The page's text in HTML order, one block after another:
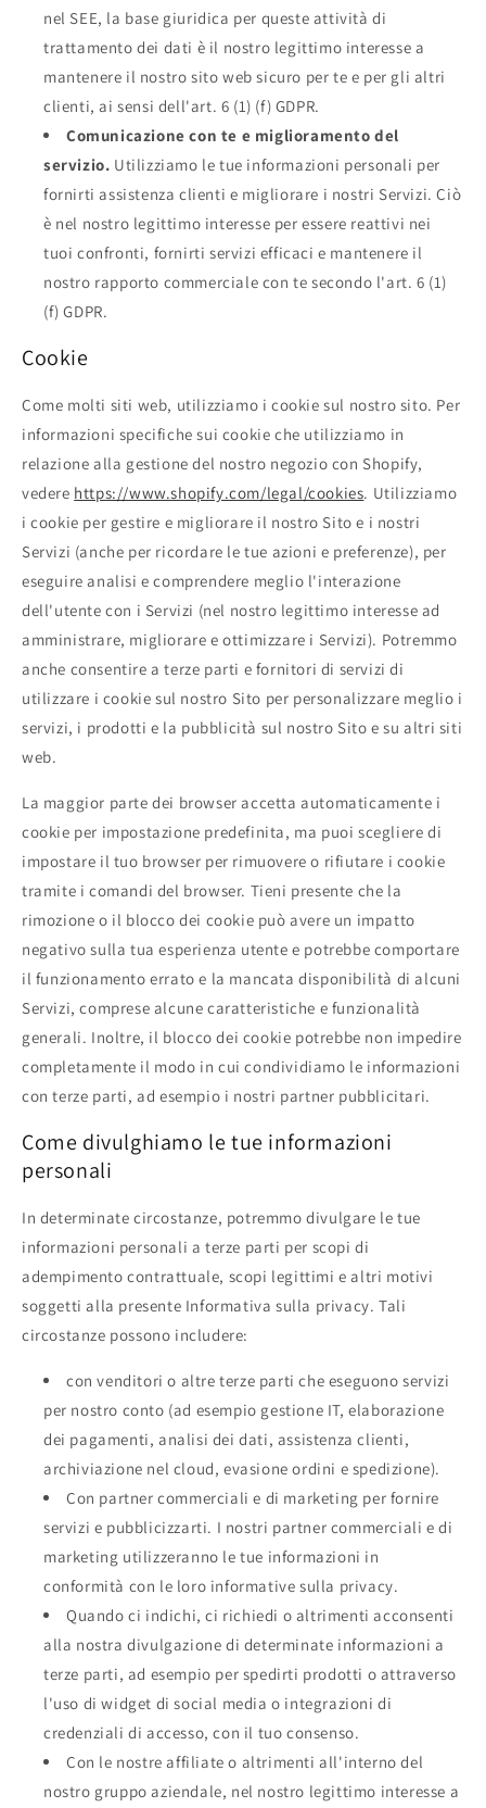
nel SEE, la base giuridica per queste attività di
trattamento dei dati è il nostro legittimo interesse a
mantenere il nostro sito web sicuro per te e per gli altri
clienti, ai sensi dell'art. 6 (1) (f) GDPR.
Comunicazione con te e miglioramento del
servizio. Utilizziamo le tue informazioni personali per
fornirti assistenza clienti e migliorare i nostri Servizi. Ciò
è nel nostro legittimo interesse per essere reattivi nei
tuoi confronti, fornirti servizi efficaci e mantenere il
nostro rapporto commerciale con te secondo l'art. 6 (1)
(f) GDPR.
Cookie
Come molti siti web, utilizziamo i cookie sul nostro sito. Per
informazioni specifiche sui cookie che utilizziamo in
relazione alla gestione del nostro negozio con Shopify,
vedere https://www.shopify.com/legal/cookies. Utilizziamo
i cookie per gestire e migliorare il nostro Sito e i nostri
Servizi (anche per ricordare le tue azioni e preferenze), per
eseguire analisi e comprendere meglio l'interazione
dell'utente con i Servizi (nel nostro legittimo interesse ad
amministrare, migliorare e ottimizzare i Servizi). Potremmo
anche consentire a terze parti e fornitori di servizi di
utilizzare i cookie sul nostro Sito per personalizzare meglio i
servizi, i prodotti e la pubblicità sul nostro Sito e su altri siti
web.
La maggior parte dei browser accetta automaticamente i
cookie per impostazione predefinita, ma puoi scegliere di
impostare il tuo browser per rimuovere o rifiutare i cookie
tramite i comandi del browser. Tieni presente che la
rimozione o il blocco dei cookie può avere un impatto
negativo sulla tua esperienza utente e potrebbe comportare
il funzionamento errato e la mancata disponibilità di alcuni
Servizi, comprese alcune caratteristiche e funzionalità
generali. Inoltre, il blocco dei cookie potrebbe non impedire
completamente il modo in cui condividiamo le informazioni
con terze parti, ad esempio i nostri partner pubblicitari.
Come divulghiamo le tue informazioni
personali
In determinate circostanze, potremmo divulgare le tue
informazioni personali a terze parti per scopi di
adempimento contrattuale, scopi legittimi e altri motivi
soggetti alla presente Informativa sulla privacy. Tali
circostanze possono includere:
con venditori o altre terze parti che eseguono servizi
per nostro conto (ad esempio gestione IT, elaborazione
dei pagamenti, analisi dei dati, assistenza clienti,
archiviazione nel cloud, evasione ordini e spedizione).
Con partner commerciali e di marketing per fornire
servizi e pubblicizzarti. I nostri partner commerciali e di
marketing utilizzeranno le tue informazioni in
conformità con le loro informative sulla privacy.
Quando ci indichi, ci richiedi o altrimenti acconsenti
alla nostra divulgazione di determinate informazioni a
terze parti, ad esempio per spedirti prodotti o attraverso
l'uso di widget di social media o integrazioni di
credenziali di accesso, con il tuo consenso.
Con le nostre affiliate o altrimenti all'interno del
nostro gruppo aziendale, nel nostro legittimo interesse a